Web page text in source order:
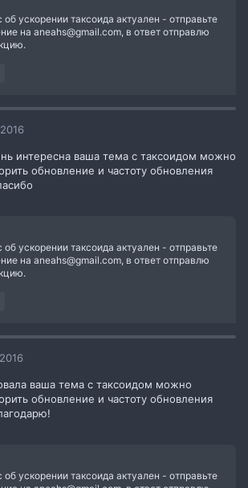
об ускорении таксоида актуален - отправьте
на aneahs@gmail.com, в ответ отправлю
интересна ваша тема с таксоидом можно
обновление и частоту обновления
об ускорении таксоида актуален - отправьте
на aneahs@gmail.com, в ответ отправлю
ваша тема с таксоидом можно
обновление и частоту обновления
об ускорении таксоида актуален - отправьте